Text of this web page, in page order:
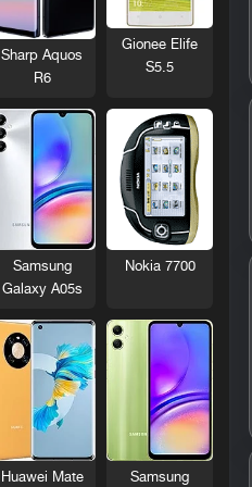
Gionee Elife
S5.5
Sharp Aquos
R6
Nokia 7700
Samsung
Galaxy A05s
Samsung
Huawei Mate